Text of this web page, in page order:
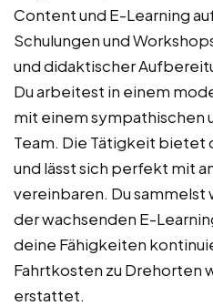
Content und E-Learning
Schulungen und
und didaktischer
Du arbeitest in einem
mit einem sympathischen
Team. Die Tätigkeit bietet
und lässt sich perfekt mit
vereinbaren. Du sammelst
der wachsenden E-
deine Fähigkeiten
Fahrtkosten zu Drehorten
erstattet.